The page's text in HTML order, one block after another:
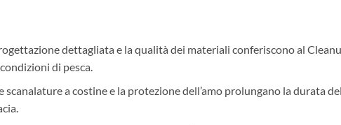
dettagliata e la qualità dei materiali conferiscono al
di pesca.
scanalature a costine e la protezione dell’amo prolungano la durata